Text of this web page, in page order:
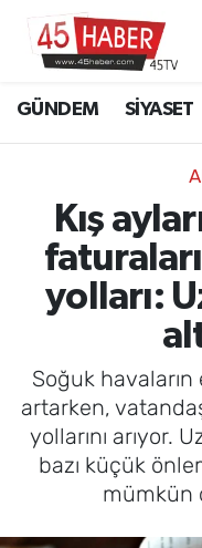
GÜNDEM SİYASET
Kış
yolları:
Soğuk
artarken,
yollarını arıyor.
bazı küçük
mümkün
SİYASET
EKONOMİ
3.SAYFA
EĞİTİM
SAĞLIK
YAŞAM
MAGAZİN
Manisa Hava
Manisa Trafik
Süper Lig
Tüm Manşetler
Son Dakika
Haber Arşivi